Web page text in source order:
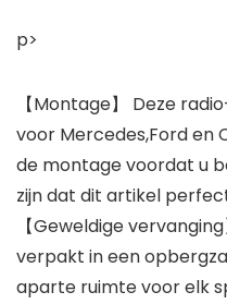
p>
【Montage】 Deze
voor Mercedes,Ford en
de montage voordat u
zijn dat dit artikel
【Geweldige
verpakt in een
aparte ruimte voor elk